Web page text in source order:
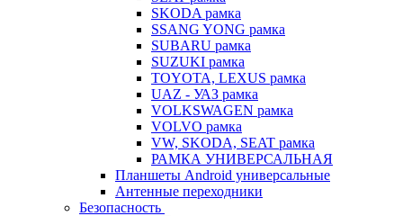
SKODA рамка
SSANG YONG рамка
SUBARU рамка
SUZUKI рамка
TOYOTA, LEXUS рамка
UAZ - УАЗ рамка
VOLKSWAGEN рамка
VOLVO рамка
VW, SKODA, SEAT рамка
РАМКА УНИВЕРСАЛЬНАЯ
Планшеты Android универсальные
Антенные переходники
Безопасность